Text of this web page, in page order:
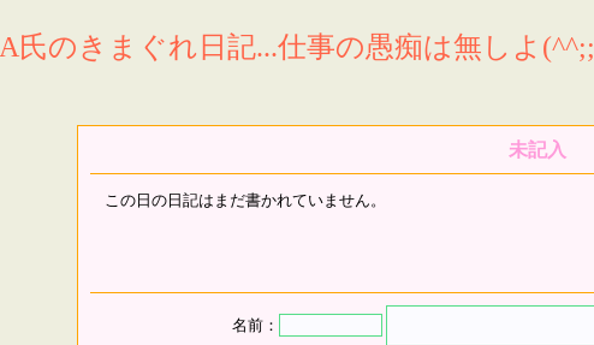
A氏のきまぐれ日記...仕事の愚痴は無しよ(^^;;
未記入
この日の日記はまだ書かれていません。
名前：